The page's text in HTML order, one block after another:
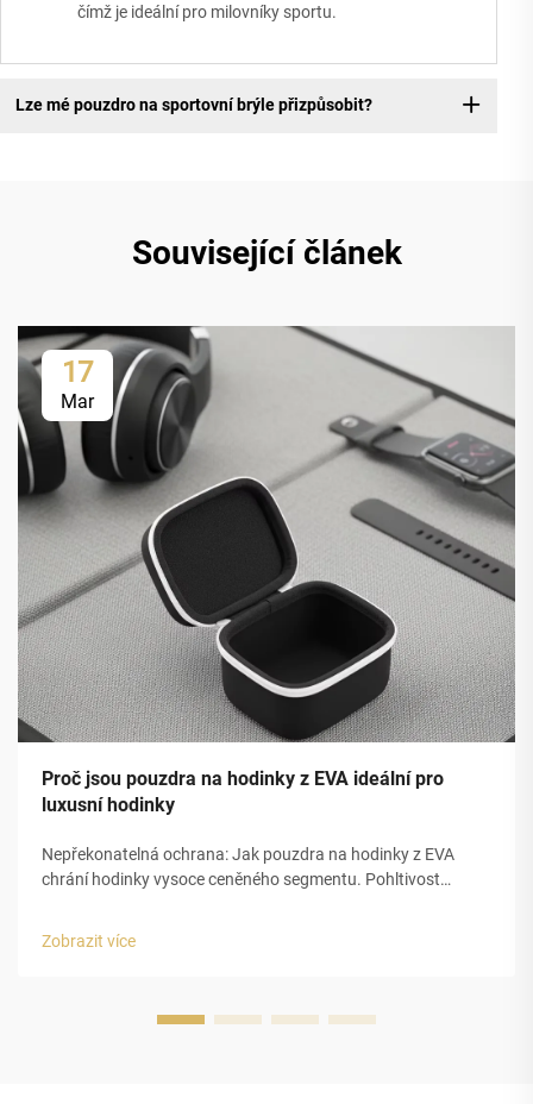
čímž je ideální pro milovníky sportu.
Lze mé pouzdro na sportovní brýle přizpůsobit?
Související článek
17
Mar
Proč jsou pouzdra na hodinky z EVA ideální pro
luxusní hodinky
Nepřekonatelná ochrana: Jak pouzdra na hodinky z EVA
chrání hodinky vysoce ceněného segmentu. Pohltivost
Zobrazit více